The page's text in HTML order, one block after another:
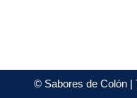
©Sabores de Colón|